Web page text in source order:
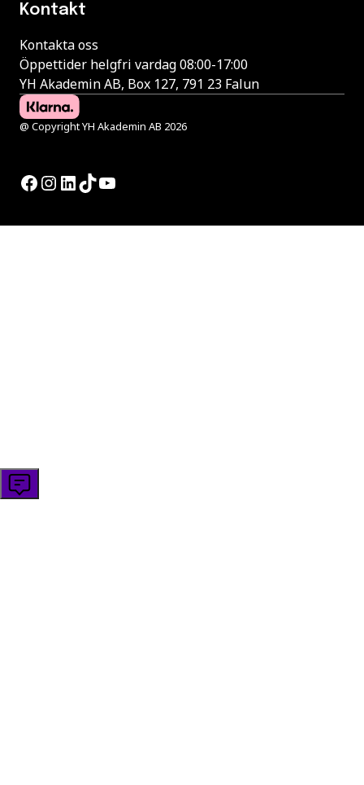
Kontakt
Kontakta oss
Öppettider helgfri vardag 08:00-17:00
YH Akademin AB, Box 127, 791 23 Falun
@ Copyright YH Akademin AB 2026
Facebook
Instagram
LinkedIn
TikTok
YouTube